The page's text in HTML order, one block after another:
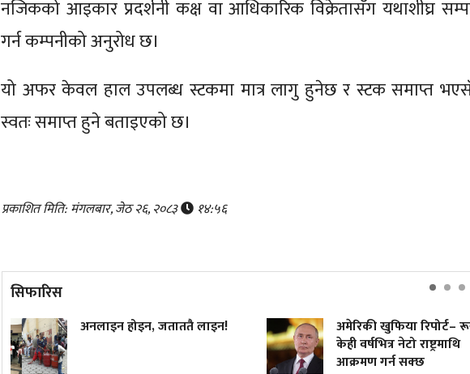
नजिकको आइकार प्रदर्शनी कक्ष वा आधिकारिक विक्रेतासँग यथाशीघ्र
गर्न कम्पनीको अनुरोध छ।
यो अफर केवल हाल उपलब्ध स्टकमा मात्र लागु हुनेछ र स्टक समाप्त
स्वतः समाप्त हुने बताइएको छ।
प्रकाशित मिति: मंगलबार, जेठ २६, २०८३ १४:५६
सिफारिस
अनलाइन होइन, जताततै लाइन!
अमेरिकी खुफिया रिपोर्ट– रूसले
केही वर्षभित्र नेटो राष्ट्रमाथि
आक्रमण गर्न सक्छ